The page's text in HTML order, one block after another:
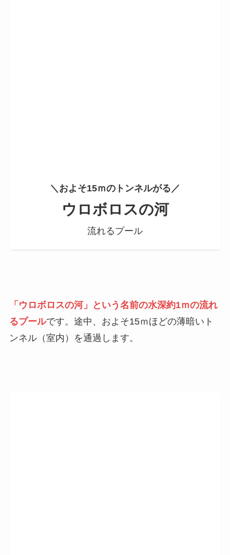
＼およそ15ｍのトンネルがる／
ウロボロスの河
流れるプール
「ウロボロスの河」という名前の水深約1ｍの流れ
るプールです。途中、およそ15ｍほどの薄暗いト
ンネル（室内）を通過します。